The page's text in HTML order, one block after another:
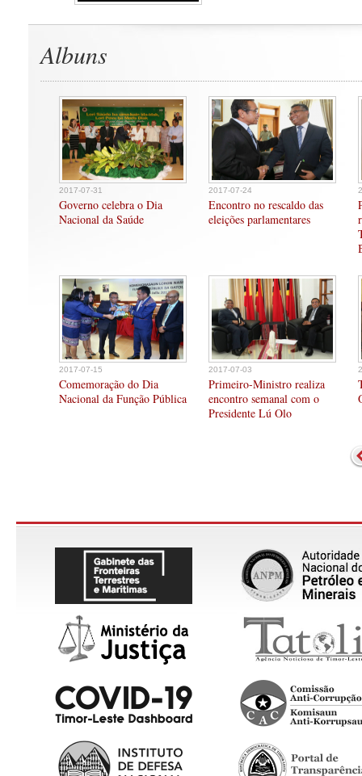
Albuns
2017-07-31
Governo celebra o Dia
Nacional da Saúde
2017-07-24
Encontro no rescaldo das
eleições parlamentares
2017-07-15
Comemoração do Dia
Nacional da Função Pública
2017-07-03
Primeiro-Ministro realiza
encontro semanal com o
Presidente Lú Olo